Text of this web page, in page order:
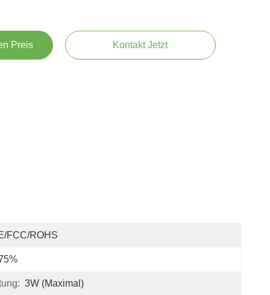
Preis Kontakt Jetzt
FCC/ROHS
3W (maximal)